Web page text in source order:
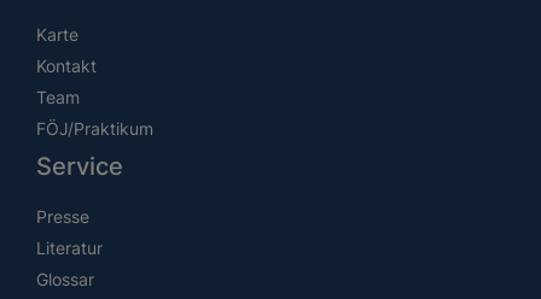
Karte
Kontakt
Team
FÖJ/Praktikum
Service
Presse
Literatur
Glossar